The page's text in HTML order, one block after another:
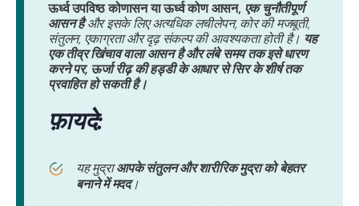
ऊर्ध्व उपविष्ठ कोणासन या ऊर्ध्व कोण आसन,एक चुनौतीपूर्ण
आसन हैऔर इसके लिए अत्यधिक लचीलेपन, कोर की मजबूती,
संतुलन, एकाग्रता और दृढ़ संकल्प की आवश्यकता होती है। यह
एक तीव्र खिंचाव वाला आसन है और लंबे समय तक इसे धारण
करने पर, ऊर्जा रीढ़ की हड्डी के आधार से सिर के शीर्ष तक
प्रवाहित हो सकती है।
फ़ायदे:
यह मुद्राआपके संतुलन और शारीरिक मुद्रा को बेहतर
बनाने में मदद।